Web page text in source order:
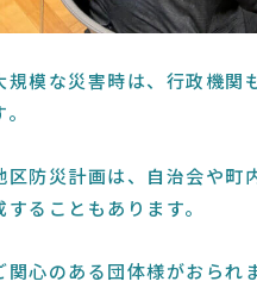
規模な災害時は、行政機関
区防災計画は、自治会や町
することもあります。
関心のある団体様がおられ